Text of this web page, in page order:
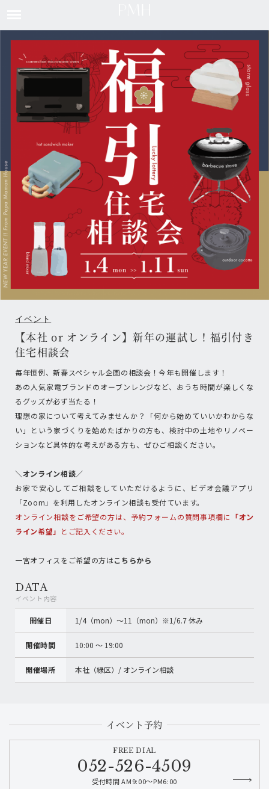
イベント
【本社 or オンライン】新年の運試し！福引付き
住宅相談会
毎年恒例、新春スペシャル企画の相談会！今年も開催します！
あの人気家電ブランドのオーブンレンジなど、おうち時間が楽しくな
るグッズが必ず当たる！
理想の家について考えてみませんか？「何から始めていいかわからな
い」という家づくりを始めたばかりの方も、検討中の土地やリノベー
ションなど具体的な考えがある方も、ぜひご相談ください。
＼オンライン相談／
お家で安心してご相談をしていただけるように、ビデオ会議アプリ
「Zoom」を利用したオンライン相談も受付ています。
オンライン相談をご希望の方は、予約フォームの質問事項欄に 「オン
ライン希望」 とご記入ください。
一宮オフィスをご希望の方はこちらから
DATA
イベント内容
開催日 1/4（mon）〜11（mon）※1/6.7 休み
開催時間 10:00 〜 19:00
開催場所 本社（緑区）/ オンライン相談
イベント予約
FREE DIAL
052-526-4509
受付時間 AM9:00～PM6:00